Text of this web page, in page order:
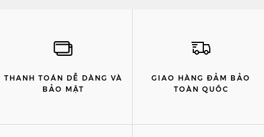
THANH TOÁN DỄ DÀNG VÀ
BẢO MẬT
GIAO HÀNG ĐẢM BẢO
TOÀN QUỐC